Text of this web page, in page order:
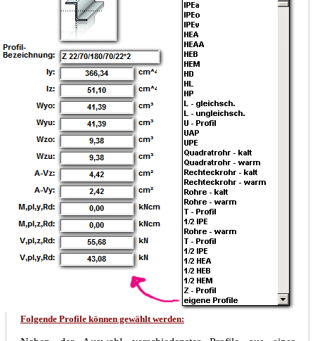
Folgende Profile können gewählt werden: